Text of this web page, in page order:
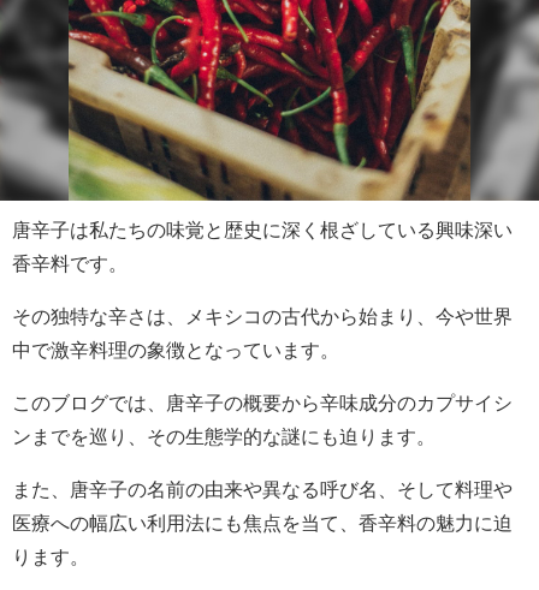
唐辛子は私たちの味覚と歴史に深く根ざしている興味深い
香辛料です。
その独特な辛さは、メキシコの古代から始まり、今や世界
中で激辛料理の象徴となっています。
このブログでは、唐辛子の概要から辛味成分のカプサイシ
ンまでを巡り、その生態学的な謎にも迫ります。
また、唐辛子の名前の由来や異なる呼び名、そして料理や
医療への幅広い利用法にも焦点を当て、香辛料の魅力に迫
ります。